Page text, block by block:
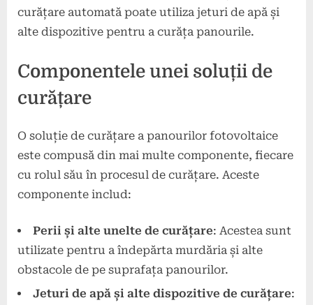
curățare automată poate utiliza jeturi de apă și
alte dispozitive pentru a curăța panourile.
Componentele unei soluții de
curățare
O soluție de curățare a panourilor fotovoltaice
este compusă din mai multe componente, fiecare
cu rolul său în procesul de curățare. Aceste
componente includ:
Perii și alte unelte de curățare: Acestea sunt
utilizate pentru a îndepărta murdăria și alte
obstacole de pe suprafața panourilor.
Jeturi de apă și alte dispozitive de curățare: